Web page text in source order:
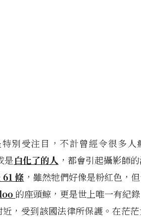
別受注目，不計曾經令很多人
是白化了的人 ，都會引起攝影師
61 條 ，雖然牠們好像是粉紅色，
的座頭鯨，更是世上唯一有紀
，受到該國法律所保護。在茫